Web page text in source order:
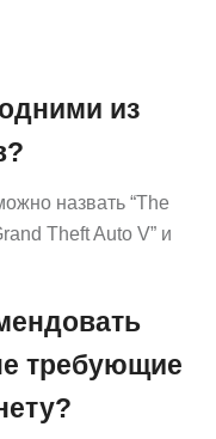
из
назвать “The
Theft Auto V” и
требующие